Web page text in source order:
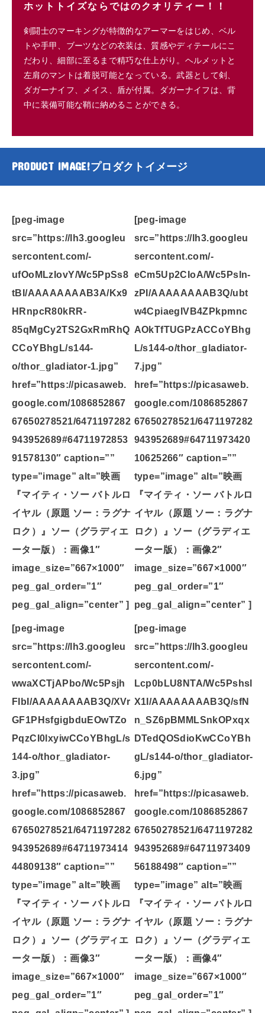
ホットトイズならではのクオリティー！！
剣闘士のマーキングが特徴的なアーマーをはじめ、ベル
トや手甲、ブーツなどの衣装は、質感やディテールにこ
だわり、細部に至るまで精巧な仕上がり。ヘルメットと
左肩のマントは着脱可能となっている。武器として剣、
ダガーナイフ、メイス、盾が付属。ダガーナイフは、背
中に装備可能な鞘に納めることができる。
PRODUCT IMAGE!プロダクトイメージ
[peg-image
src=”https://lh3.googleu
sercontent.com/-
ufOoMLzIovY/Wc5PpSs8
tBI/AAAAAAAAB3A/Kx9
HRnpcR80kRR-
85qMgCy2TS2GxRmRhQ
CCoYBhgL/s144-
o/thor_gladiator-1.jpg”
href=”https://picasaweb.
google.com/1086852867
67650278521/6471197282
943952689#64711972853
91578130″ caption=””
type=”image” alt=”映画
『マイティ・ソー バトルロ
イヤル（原題 ソー：ラグナ
ロク）』ソー（グラディエ
ーター版）：画像1″
image_size=”667×1000″
peg_gal_order=”1″
peg_gal_align=”center” ]
[peg-image
src=”https://lh3.googleu
sercontent.com/-
eCm5Up2CIoA/Wc5Psln-
zPI/AAAAAAAAB3Q/ubt
w4CpiaegIVB4ZPkpmnc
AOkTfTUGPzACCoYBhg
L/s144-o/thor_gladiator-
7.jpg”
href=”https://picasaweb.
google.com/1086852867
67650278521/6471197282
943952689#64711973420
10625266″ caption=””
type=”image” alt=”映画
『マイティ・ソー バトルロ
イヤル（原題 ソー：ラグナ
ロク）』ソー（グラディエ
ーター版）：画像2″
image_size=”667×1000″
peg_gal_order=”1″
peg_gal_align=”center” ]
[peg-image
src=”https://lh3.googleu
sercontent.com/-
wwaXCTjAPbo/Wc5Psjh
FIbI/AAAAAAAAB3Q/XVr
GF1PHsfgigbduEOwTZo
PqzCI0lxyiwCCoYBhgL/s
144-o/thor_gladiator-
3.jpg”
href=”https://picasaweb.
google.com/1086852867
67650278521/6471197282
943952689#64711973414
44809138″ caption=””
type=”image” alt=”映画
『マイティ・ソー バトルロ
イヤル（原題 ソー：ラグナ
ロク）』ソー（グラディエ
ーター版）：画像3″
image_size=”667×1000″
peg_gal_order=”1″
[peg-image
src=”https://lh3.googleu
sercontent.com/-
Lcp0bLU8NTA/Wc5Pshsl
X1I/AAAAAAAAB3Q/sfN
n_SZ6pBMMLSnkOPxqx
DTedQOSdioKwCCoYBh
gL/s144-o/thor_gladiator-
6.jpg”
href=”https://picasaweb.
google.com/1086852867
67650278521/6471197282
943952689#64711973409
56188498″ caption=””
type=”image” alt=”映画
『マイティ・ソー バトルロ
イヤル（原題 ソー：ラグナ
ロク）』ソー（グラディエ
ーター版）：画像4″
image_size=”667×1000″
peg_gal_order=”1″